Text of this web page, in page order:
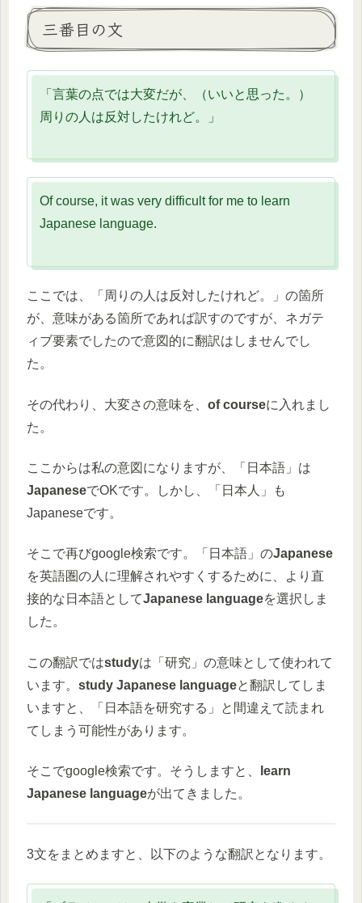
三番目の文
「言葉の点では大変だが、（いいと思った。）
周りの人は反対したけれど。」
Of course, it was very difficult for me to learn
Japanese language.
ここでは、「周りの人は反対したけれど。」の箇所
が、意味がある箇所であれば訳すのですが、ネガテ
ィブ要素でしたので意図的に翻訳はしませんでし
た。
その代わり、大変さの意味を、 of courseに入れまし
た。
ここからは私の意図になりますが、「日本語」は
JapaneseでOKです。しかし、「日本人」も
Japaneseです。
そこで再びgoogle検索です。「日本語」のJapanese
を英語圏の人に理解されやすくするために、より直
接的な日本語としてJapanese languageを選択しま
した。
この翻訳ではstudyは「研究」の意味として使われて
います。 study Japanese languageと翻訳してしま
いますと、「日本語を研究する」と間違えて読まれ
てしまう可能性があります。
そこでgoogle検索です。そうしますと、
learn
Japanese languageが出てきました。
3文をまとめますと、以下のような翻訳となります。